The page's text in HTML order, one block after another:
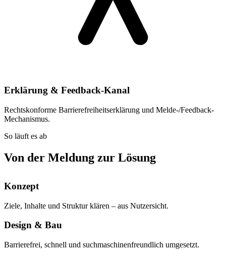
Erklärung & Feedback-Kanal
Rechtskonforme Barrierefreiheitserklärung und Melde-/Feedback-
Mechanismus.
So läuft es ab
Von der Meldung zur Lösung
Konzept
Ziele, Inhalte und Struktur klären – aus Nutzersicht.
Design & Bau
Barrierefrei, schnell und suchmaschinenfreundlich umgesetzt.